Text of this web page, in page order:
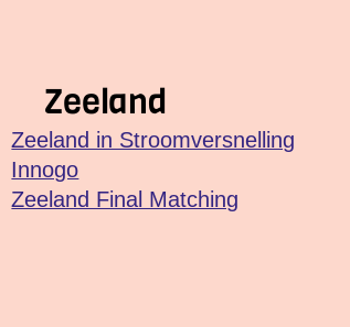
Zeeland
Zeeland in Stroomversnelling
Innogo
Zeeland Final Matching